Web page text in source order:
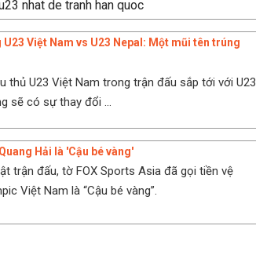
Việt Nam vs U23 Nepal: Một mũi tên trúng
thủ U23 Việt Nam trong trận đấu sắp tới với U23
sẽ có sự thay đổi ...
Hải là 'Cậu bé vàng'
trận đấu, tờ FOX Sports Asia đã gọi tiền vệ
Việt Nam là “Cậu bé vàng”.